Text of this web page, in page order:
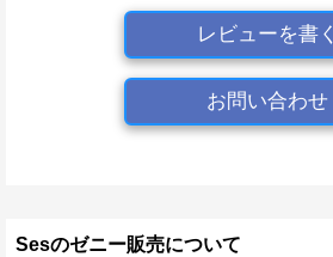
レビューを書く
お問い合わせ
Sesのゼニー販売について